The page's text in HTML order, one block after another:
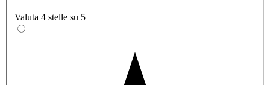
Valuta 4 stelle su 5